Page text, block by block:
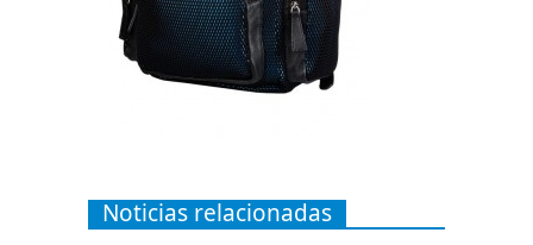
Noticias relacionadas